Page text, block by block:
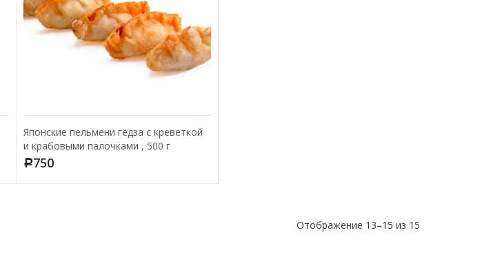
Японские пельмени гёдза с креветкой
и крабовыми палочками , 500 г
Р750
Отображение 13–15 из 15